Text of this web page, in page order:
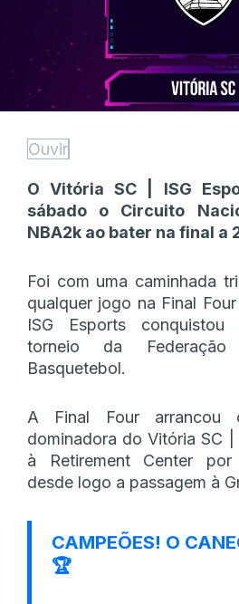
Ouvir
O Vitória SC | ISG
sábado o Circuito
NBA2k ao bater na final a
Foi com uma caminhada
qualquer jogo na Final
ISG Esports
torneio da Federação
Basquetebol.
A Final Four arrancou
dominadora do Vitória SC
à Retirement Center
desde logo a passagem à
CAMPEÕES! O
🏆